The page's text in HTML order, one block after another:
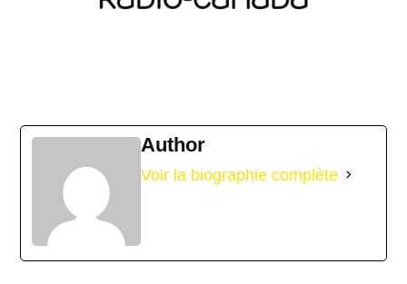
Author
Voir la biographie complète